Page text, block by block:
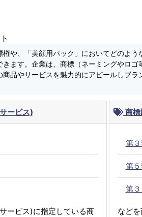
権や、「美顔用パック」においてどのよ
ます。企業は、商標（ネーミングやロゴ
品やサービスを魅力的にアピールしブ
ービス)
ービス)に指定している商
商標
第
第
第
など